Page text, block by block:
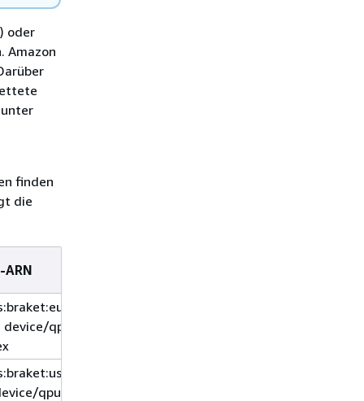
oder
Amazon
finden
die
ARN
north-
qpu
east-
qpu